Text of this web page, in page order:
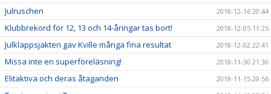
Julruschen 2018-12-16 20:44
Klubbrekord för 12, 13 och 14-åringar tas bort! 2018-12-05 11:25
Julklappsjakten gav Kville många fina resultat 2018-12-02 22:41
Missa inte en superföreläsning! 2018-11-30 21:30
Elitaktiva och deras åtaganden 2018-11-15 20:56